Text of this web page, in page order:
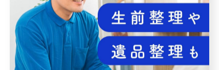
品回収は自宅まで来てくれて手間がかからない」という
体験談が多く寄せられています。特に女性や高齢者から
は「持ち込みは体力的に厳しい」「家まで来てくれる業
者は助かる」といった声が目立ちます。